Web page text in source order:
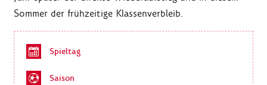
Sommer der frühzeitige Klassenverbleib.
Spieltag
Saison